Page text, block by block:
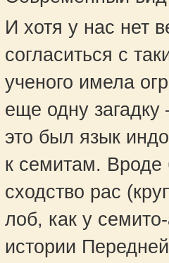
И хотя у нас нет
согласиться с
ученого имела
еще одну загадку
это был язык
к семитам. Вроде
сходство рас
лоб, как у
истории